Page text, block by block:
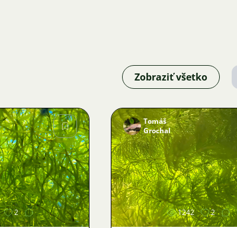
Zobraziť všetko
Obrázok
2
Obrázok
Tomáš
Grochal
1242 2